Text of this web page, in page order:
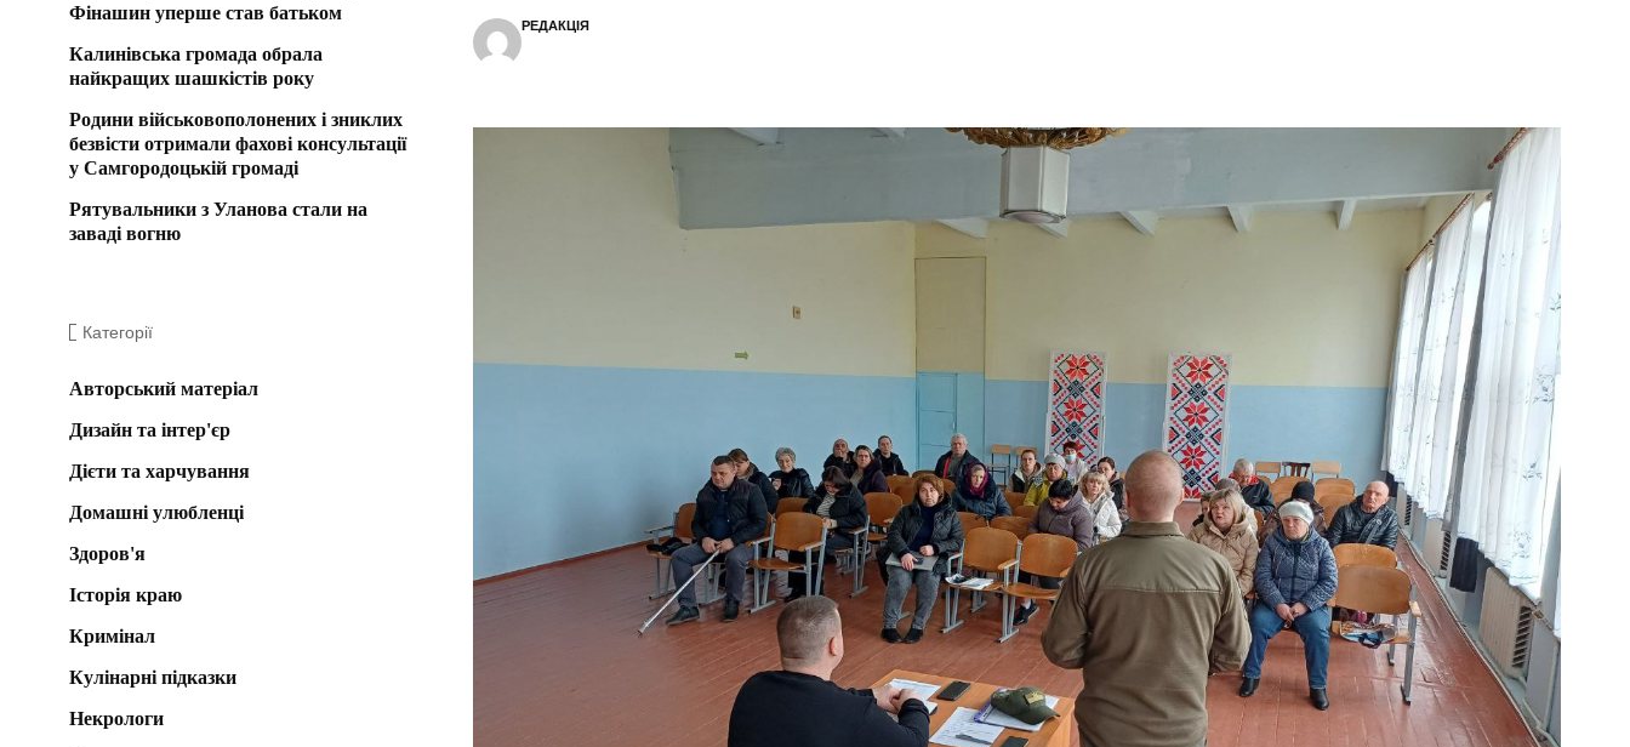
РЕДАКЦІЯ
Фінашин уперше став батьком
Калинівська громада обрала
найкращих шашкістів року
Родини військовополонених і зниклих
безвісти отримали фахові консультації
у Самгородоцькій громаді
Рятувальники з Уланова стали на
заваді вогню
Категорії
Авторський матеріал
Дизайн та інтер'єр
Дієти та харчування
Домашні улюбленці
Здоров'я
Історія краю
Кримінал
Кулінарні підказки
Некрологи